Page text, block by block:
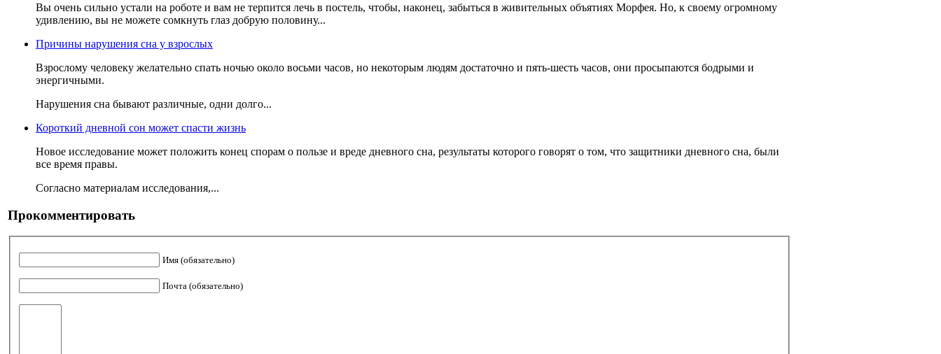
Вы очень сильно устали на роботе и вам не терпится лечь в постель, чтобы, наконец, забыться в живительных объятиях Морфея. Но, к своему огромному
удивлению, вы не можете сомкнуть глаз добрую половину...
Причины нарушения сна у взрослых
Взрослому человеку желательно спать ночью около восьми часов, но некоторым людям достаточно и пять-шесть часов, они просыпаются бодрыми и
энергичными.
Нарушения сна бывают различные, одни долго...
Короткий дневной сон может спасти жизнь
Новое исследование может положить конец спорам о пользе и вреде дневного сна, результаты которого говорят о том, что защитники дневного сна, были
все время правы.
Согласно материалам исследования,...
Прокомментировать
Имя (обязательно)
Почта (обязательно)